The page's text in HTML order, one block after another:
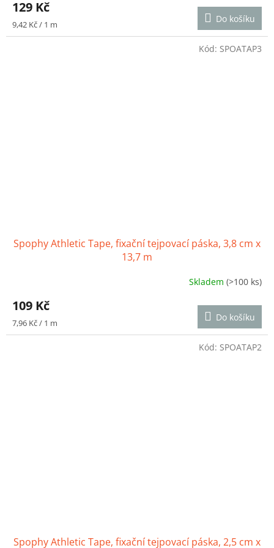
produktu
je
5,0
129 Kč
Měrná
cena:
9,42 Kč / 1 m Do košíku
Spophy Athletic Tape, fixační tejpovací páska, 3,8 cm x
13,7 m
produktu
je
5,0
Skladem(>100 ks)
109 Kč
Měrná
cena:
7,96 Kč / 1 m Do košíku
Kód: SPOATAP3
Spophy Athletic Tape, fixační tejpovací páska, 2,5 cm x
Kód: SPOATAP2